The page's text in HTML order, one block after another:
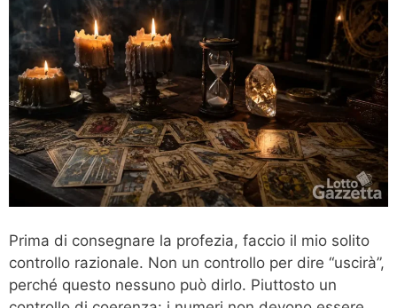
Prima di consegnare la profezia, faccio il mio solito
controllo razionale. Non un controllo per dire “uscirà”,
perché questo nessuno può dirlo. Piuttosto un